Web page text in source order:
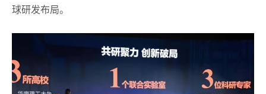
球研发布局。